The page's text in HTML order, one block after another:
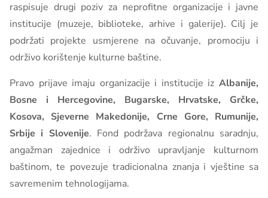
raspisuje drugi poziv za neprofitne organizacije i javne
institucije (muzeje, biblioteke, arhive i galerije). Cilj je
podržati projekte usmjerene na očuvanje, promociju i
održivo korištenje kulturne baštine.
Pravo prijave imaju organizacije i institucije iz Albanije,
Bosne i Hercegovine, Bugarske, Hrvatske, Grčke,
Kosova, Sjeverne Makedonije, Crne Gore, Rumunije,
Srbije i Slovenije. Fond podržava regionalnu saradnju,
angažman zajednice i održivo upravljanje kulturnom
baštinom, te povezuje tradicionalna znanja i vještine sa
savremenim tehnologijama.